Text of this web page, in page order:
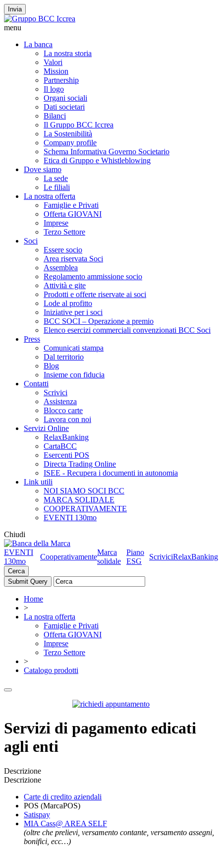
Invia
menu
La banca
La nostra storia
Valori
Mission
Partnership
Il logo
Organi sociali
Dati societari
Bilanci
Il Gruppo BCC Iccrea
La Sostenibilità
Company profile
Schema Informativa Governo Societario
Etica di Gruppo e Whistleblowing
Dove siamo
La sede
Le filiali
La nostra offerta
Famiglie e Privati
Offerta GIOVANI
Imprese
Terzo Settore
Soci
Essere socio
Area riservata Soci
Assemblea
Regolamento ammissione socio
Attività e gite
Prodotti e offerte riservate ai soci
Lode al profitto
Iniziative per i soci
BCC SOCI – Operazione a premio
Elenco esercizi commerciali convenzionati BCC Soci
Press
Comunicati stampa
Dal territorio
Blog
Insieme con fiducia
Contatti
Scrivici
Assistenza
Blocco carte
Lavora con noi
Servizi Online
RelaxBanking
CartaBCC
Esercenti POS
Directa Trading Online
ISEE - Recupera i documenti in autonomia
Link utili
NOI SIAMO SOCI BCC
MARCA SOLIDALE
COOPERATIVAMENTE
EVENTI 130mo
Chiudi
EVENTI
130mo
Cooperativamente
Marca
solidale
Piano
ESG
ScriviciRelaxBanking
Cerca
Home
>
La nostra offerta
Famiglie e Privati
Offerta GIOVANI
Imprese
Terzo Settore
>
Catalogo prodotti
Servizi di pagamento edicati
agli enti
Descrizione
Descrizione
Carte di credito aziendali
POS (MarcaPOS)
Satispay
MIA Cass@ AREA SELF
(oltre che prelievi, versamento contante, versamento assegni,
bonifici, ecc…)